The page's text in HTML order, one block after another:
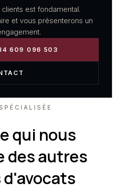
est fondamental.
et vous présenterons un
609 096 503
qui nous
des autres